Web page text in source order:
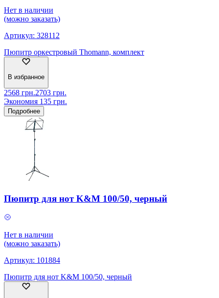
Нет в наличии
(можно заказать)
Артикул: 328112
Пюпитр оркестровый Thomann, комплект
В избранное
2568 грн.2703 грн.
Экономия 135 грн.
Подробнее
Пюпитр для нот K&M 100/50, черный
Нет в наличии
(можно заказать)
Артикул: 101884
Пюпитр для нот K&M 100/50, черный